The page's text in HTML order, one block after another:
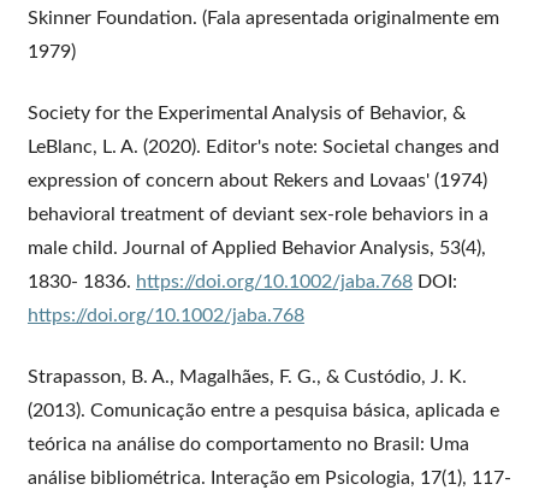
Skinner Foundation. (Fala apresentada originalmente em
1979)
Society for the Experimental Analysis of Behavior, &
LeBlanc, L. A. (2020). Editor's note: Societal changes and
expression of concern about Rekers and Lovaas' (1974)
behavioral treatment of deviant sex-role behaviors in a
male child. Journal of Applied Behavior Analysis, 53(4),
1830- 1836. https://doi.org/10.1002/jaba.768DOI:
https://doi.org/10.1002/jaba.768
Strapasson, B. A., Magalhães, F. G., & Custódio, J. K.
(2013). Comunicação entre a pesquisa básica, aplicada e
teórica na análise do comportamento no Brasil: Uma
análise bibliométrica. Interação em Psicologia, 17(1), 117-